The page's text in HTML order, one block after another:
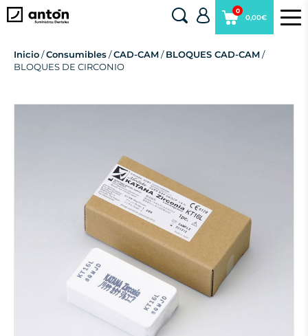
0,00€
0
Inicio/Consumibles/CAD-CAM/BLOQUES CAD-CAM/
BLOQUES DE CIRCONIO